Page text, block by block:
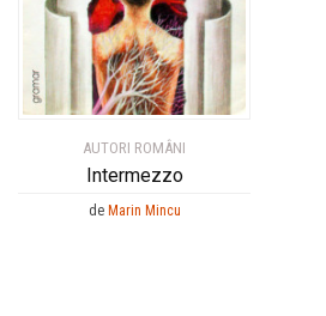
AUTORI ROMÂNI
Intermezzo
de Marin Mincu